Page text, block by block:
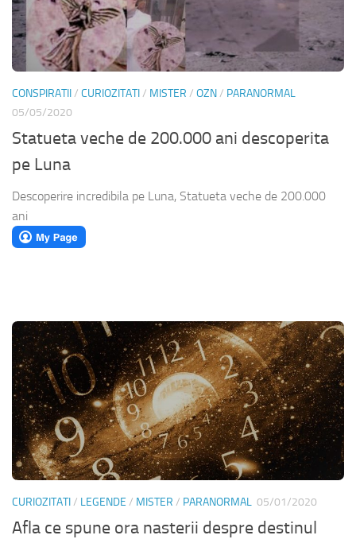
CONSPIRATII/ CURIOZITATI/ MISTER / OZN/ PARANORMAL
05/05/2020
Statueta veche de 200.000 ani descoperita
pe Luna
Descoperire incredibila pe Luna, Statueta veche de 200.000
ani
CURIOZITATI/ LEGENDE / MISTER / PARANORMAL 05/01/2020
Afla ce spune ora nasterii despre destinul